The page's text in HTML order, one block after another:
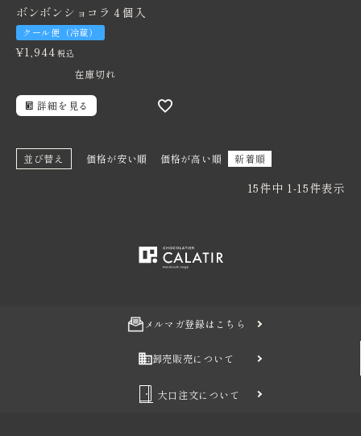
ボンボンショコラ４個入
クール便（冷蔵）
¥1,944 税込
在庫切れ
詳細を見る
並び替え 価格が安い順 価格が高い順 新着順
15件中 1-15件表示
メルマガ登録はこちら
卸売販売について
大口注文について